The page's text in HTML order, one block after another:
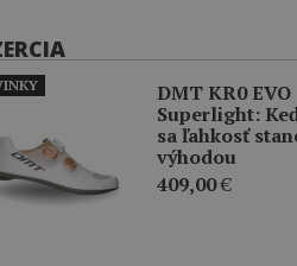
DMT KR0 EVO
Superlight:
sa ľahkosť
výhodou
409,00€